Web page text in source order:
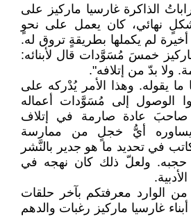
الذاكرة غارسيا ماركيز على
نهائي، كان يعمل على نحوٍ
لم يكملها بطريقةٍ تروق له.
خمسَ مُسَوَّدات قال لأبنائه:
ولا بدّ من إتلافه".
يقوله. وهذا الأمر يُدْركه على
الوصول إلى مُسَوَّدات أعماله
صاحبَ عادة صارمة في إتلاف
يساوره أيُّ خجلٍ من ممارسة
في تحديد ما هو جدير بالنَّشر
حجبه. ولعلّ ذلك كان نهجه في
الوارد معرفتكم بآخر حلقات
غارسيا ماركيز رغبات والدهم